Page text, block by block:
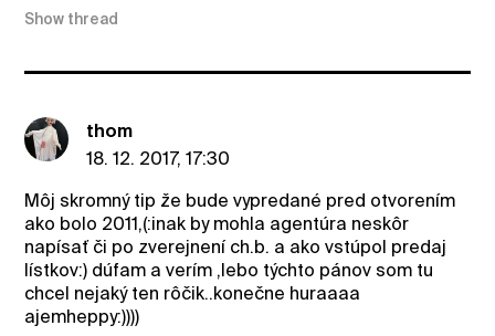
Show thread
thom
18. 12. 2017, 17:30
Môj skromný tip že bude vypredané pred otvorením
ako bolo 2011,(:inak by mohla agentúra neskôr
napísať či po zverejnení ch.b. a ako vstúpol predaj
lístkov:) dúfam a verím ,lebo týchto pánov som tu
chcel nejaký ten rôčik..konečne huraaaa
ajemheppy:))))